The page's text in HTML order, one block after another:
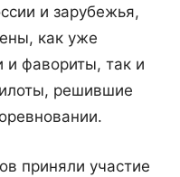
и зарубежья,
как уже
фавориты, так и
решившие
приняли участие